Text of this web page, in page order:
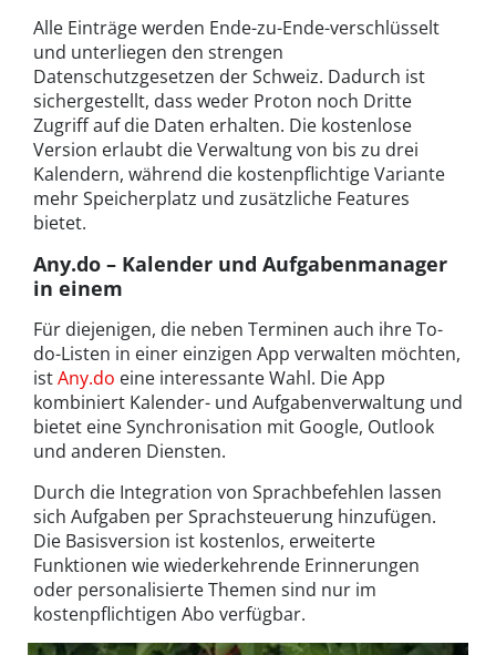
Alle Einträge werden Ende-zu-Ende-verschlüsselt
und unterliegen den strengen
Datenschutzgesetzen der Schweiz. Dadurch ist
sichergestellt, dass weder Proton noch Dritte
Zugriff auf die Daten erhalten. Die kostenlose
Version erlaubt die Verwaltung von bis zu drei
Kalendern, während die kostenpflichtige Variante
mehr Speicherplatz und zusätzliche Features
bietet.
Any.do – Kalender und Aufgabenmanager
in einem
Für diejenigen, die neben Terminen auch ihre To-
do-Listen in einer einzigen App verwalten möchten,
istAny.do eine interessante Wahl. Die App
kombiniert Kalender- und Aufgabenverwaltung und
bietet eine Synchronisation mit Google, Outlook
und anderen Diensten.
Durch die Integration von Sprachbefehlen lassen
sich Aufgaben per Sprachsteuerung hinzufügen.
Die Basisversion ist kostenlos, erweiterte
Funktionen wie wiederkehrende Erinnerungen
oder personalisierte Themen sind nur im
kostenpflichtigen Abo verfügbar.